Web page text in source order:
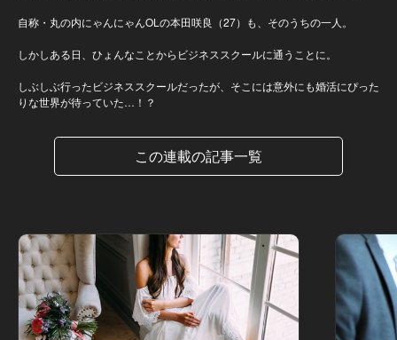
自称・丸の内にゃんにゃんOLの本田咲良（27）も、そのうちの一人。
しかしある日、ひょんなことからビジネススクールに通うことに。
しぶしぶ行ったビジネススクールだったが、そこには意外にも婚活にぴった
りな世界が待っていた…！？
この連載の記事一覧